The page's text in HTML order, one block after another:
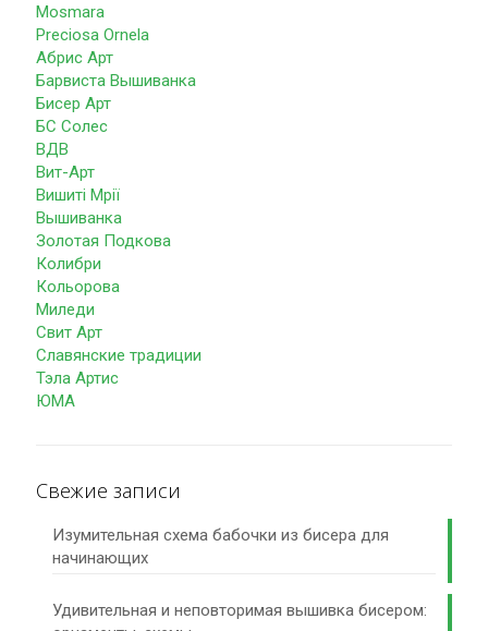
Mosmara
Preciosa Ornela
Абрис Арт
Барвиста Вышиванка
Бисер Арт
БС Солес
ВДВ
Вит-Арт
Вишиті Мрії
Вышиванка
Золотая Подкова
Колибри
Кольорова
Миледи
Свит Арт
Славянские традиции
Тэла Артис
ЮМА
Свежие записи
Изумительная схема бабочки из бисера для
начинающих
Удивительная и неповторимая вышивка бисером: